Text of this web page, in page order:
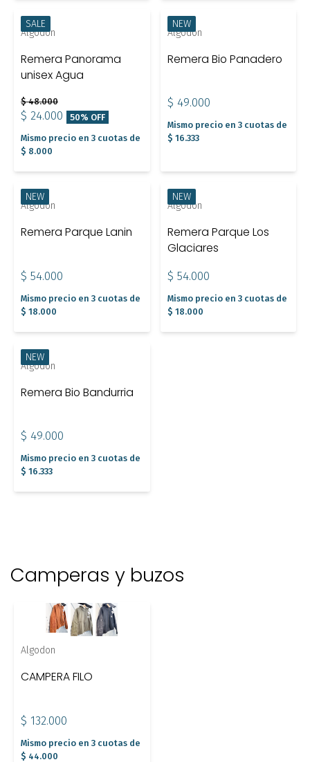
SALE
Algodón
Remera Panorama
unisex Agua
$ 48.000
$ 24.000 50% OFF
Mismo precio en 3 cuotas de
$ 8.000
NEW
Algodón
Remera Bio Panadero
$ 49.000
Mismo precio en 3 cuotas de
$ 16.333
NEW
Algodón
Remera Parque Lanin
$ 54.000
Mismo precio en 3 cuotas de
$ 18.000
NEW
Algodón
Remera Parque Los
Glaciares
$ 54.000
Mismo precio en 3 cuotas de
$ 18.000
NEW
Algodón
Remera Bio Bandurria
$ 49.000
Mismo precio en 3 cuotas de
$ 16.333
Camperas y buzos
Algodon
CAMPERA FILO
$ 132.000
Mismo precio en 3 cuotas de
$ 44.000